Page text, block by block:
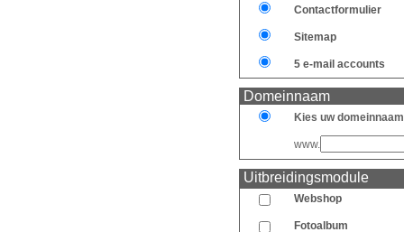
Contactformulier
Sitemap
5 e-mail accounts
Domeinnaam
Kies uw domeinnaam
www.
Uitbreidingsmodule
Webshop
Fotoalbum